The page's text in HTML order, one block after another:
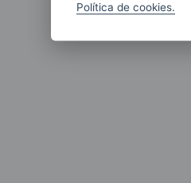
Política de cookies.